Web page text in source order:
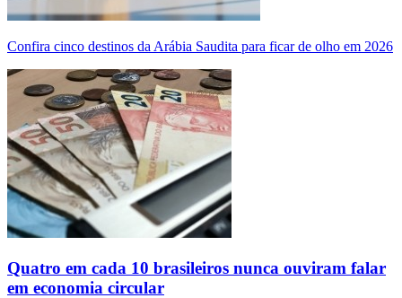
Confira cinco destinos da Arábia Saudita para ficar de olho em 2026
Quatro em cada 10 brasileiros nunca ouviram falar
em economia circular